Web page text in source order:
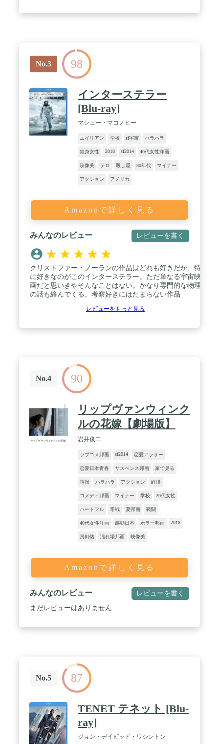
No.3 98
インターステラー
[Blu-ray]
マシュー・マコノヒー
エイリアン 学校 sf宇宙 ハラハラ
独身女性 2018 sf2014 40代女性洋画
映像美 テロ 殺し屋 80年代 マイナー
アクション アメリカ
Amazonで詳しく見る
みんなのレビュー レビューを書く
★ ★ ★ ★ ★
クリストファー・ノーランの作品はどれも好きだが、特
に好きなのがこのインターステラー。ただ単なる宇宙映
画だと思いきやそんなことはない。かなり専門的な物理
の話も絡んでくる。考察好きにはたまらない作品
レビューをもっと見る
No.4 90
リップヴァンウィンク
ルの花嫁【劇場版】
岩井俊二
ラブコメ邦画 sf2014 恋愛アラサー
恋愛日本青春 サスペンス邦画 家で見る
誘拐 ハラハラ アクション 経済
コメディ邦画 マイナー 学校 20代女性
ハートフル 零戦 夏邦画 戦闘
40代女性洋画 感動日本 ホラー邦画 2018
真剣佑 濡れ場邦画 映像美
Amazonで詳しく見る
みんなのレビュー レビューを書く
まだレビューはありません
No.5 87
TENET テネット [Blu-
ray]
ジョン・デイビッド・ワシントン